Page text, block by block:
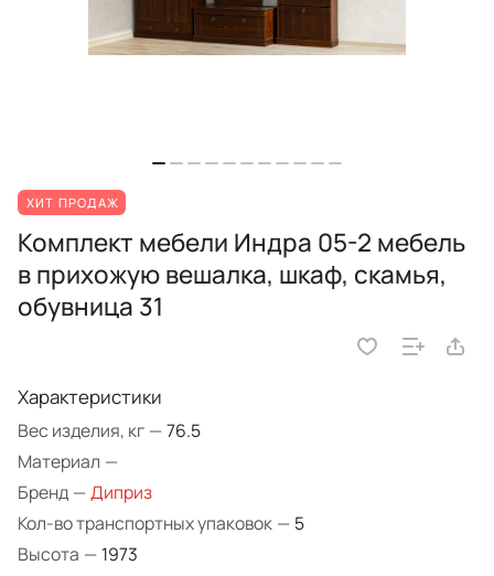
ХИТ ПРОДАЖ
Комплект мебели Индра 05-2 мебель
в прихожую вешалка, шкаф, скамья,
обувница 31
Характеристики
Вес изделия, кг —76.5
Материал —
Бренд —Диприз
Кол-во транспортных упаковок — 5
Высота — 1973